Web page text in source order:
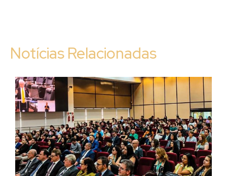
Notícias Relacionadas